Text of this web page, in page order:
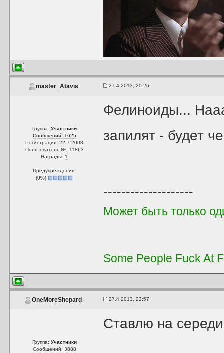
master_Atavis 27.4.2013, 20:26
Группа: Участники
Сообщений: 1625
Регистрация: 22.7.2008
Пользователь №: 11863
Награды: 1
Предупреждения:
(0%)
Фелиноиды...
запилят - будет
--------------------
Может быть только
Some People Fuck At
OneMoreShepard 27.4.2013, 22:57
Группа: Участники
Сообщений: 3888
Ставлю на